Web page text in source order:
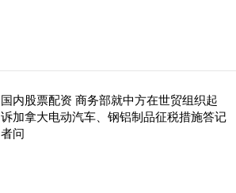
国内股票配资 商务部就中方在世贸组织起
诉加拿大电动汽车、钢铝制品征税措施答记
者问